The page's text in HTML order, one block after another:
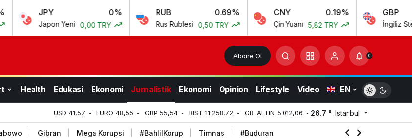
Yeni 0,00 TRY
RUB 0.69%
Rus Rublesi 0,50 TRY
CNY 0.19%
Çin Yuanı 5,82 TRY
GBP
İngiliz Sterlini 55,54
Abone Ol 0
Health Edukasi Ekonomi Jurnalistik Ekonomi Opinion Lifestyle Video EN
USD 41,57 EURO 48,55 GBP 55,54 BIST 11.258,72 GR. ALTIN 5.012,06 26.7 ° Istanbul
Gibran Mega Korupsi #BahlilKorup Timnas #Buduran